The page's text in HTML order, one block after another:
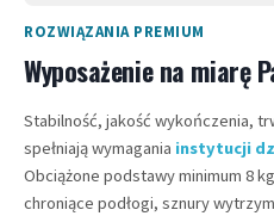
ROZWIĄZANIA PREMIUM
Wyposażenie na miarę
Stabilność, jakość wykończenia,
spełniają wymagania instytucji
Obciążone podstawy minimum 8
chroniące podłogi, sznury